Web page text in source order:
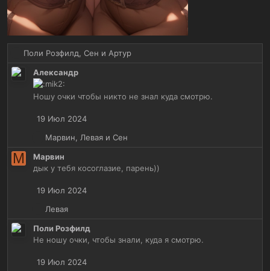
Р
Поли Розфилд Сен и Артур
Александр
Ношу очки чтобы никто не знал куда смотрю.
19 Июл 2024
Р
а
к
и
и
Марвин Левая и Сен
М
Марвин
дык у тебя косоглазие, парень))
19 Июл 2024
Р
а
к
и
Левая
Поли Розфилд
Не ношу очки, чтобы знали, куда я смотрю.
19 Июл 2024